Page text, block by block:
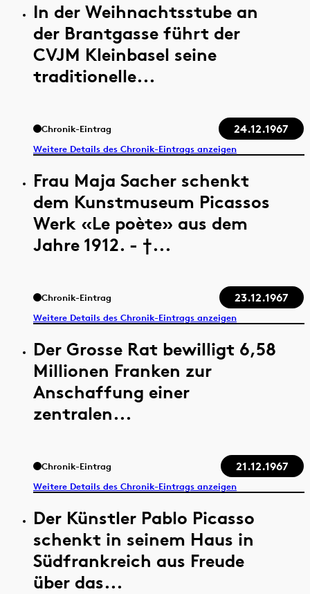
In der Weihnachtsstube an
der Brantgasse führt der
CVJM Kleinbasel seine
traditionelle...
Chronik-Eintrag 24.12.1967
Weitere Details des Chronik-Eintrags anzeigen
Frau Maja Sacher schenkt
dem Kunstmuseum Picassos
Werk «Le poète» aus dem
Jahre 1912. - †...
Chronik-Eintrag 23.12.1967
Weitere Details des Chronik-Eintrags anzeigen
Der Grosse Rat bewilligt 6,58
Millionen Franken zur
Anschaffung einer
zentralen...
Chronik-Eintrag 21.12.1967
Weitere Details des Chronik-Eintrags anzeigen
Der Künstler Pablo Picasso
schenkt in seinem Haus in
Südfrankreich aus Freude
über das...